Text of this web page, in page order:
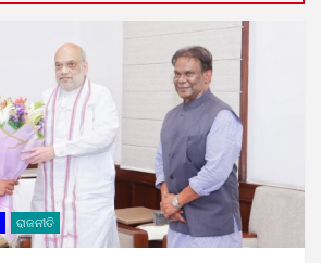
ରାଜନୀତି